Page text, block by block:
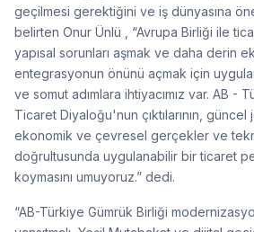
geçilmesi gerektiğini ve iş dünyasına
belirten Onur Ünlü , “Avrupa Birliği ile
yapısal sorunları aşmak ve daha derin
entegrasyonun önünü açmak için
ve somut adımlara ihtiyacımız var. AB -
Ticaret Diyaloğu'nun çıktılarının,
ekonomik ve çevresel gerçekler ve
doğrultusunda uygulanabilir bir ticaret
koymasını umuyoruz.” dedi.
“AB-Türkiye Gümrük Birliği